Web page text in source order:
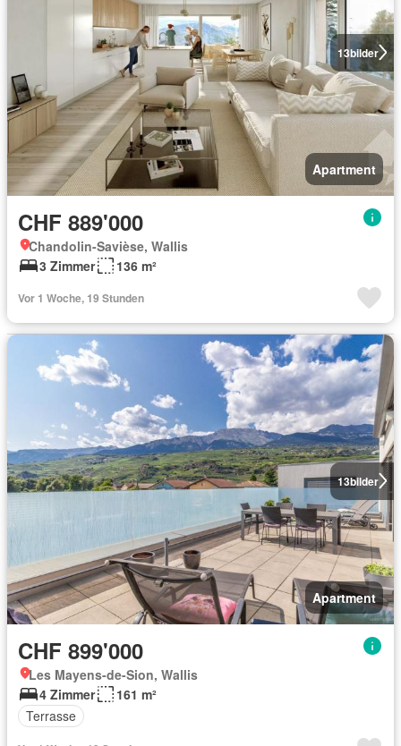
13bilder
Apartment
CHF 889'000
Chandolin-Savièse, Wallis
3 Zimmer
136 m²
Vor 1 Woche, 19 Stunden
13bilder
Apartment
CHF 899'000
Les Mayens-de-Sion, Wallis
4 Zimmer
161 m²
Terrasse